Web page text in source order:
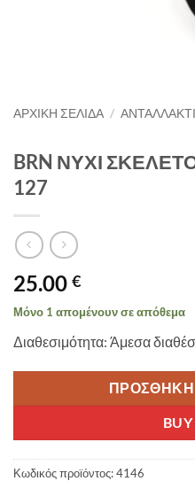
ΑΡΧΙΚΉ ΣΕΛΊΔΑ /
BRN ΝΥΧΙ
127
25.00 €
Μόνο 1 απομένουν σε απόθεμα
Διαθεσιμότητα: Άμεσα
ΠΡΟΣΘΉΚΗ
Κωδικός προϊόντος:4146